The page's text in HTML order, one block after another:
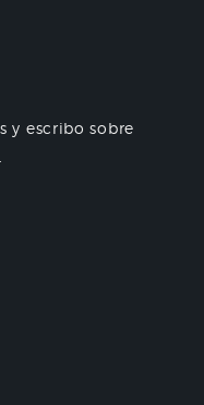
y escribo sobre